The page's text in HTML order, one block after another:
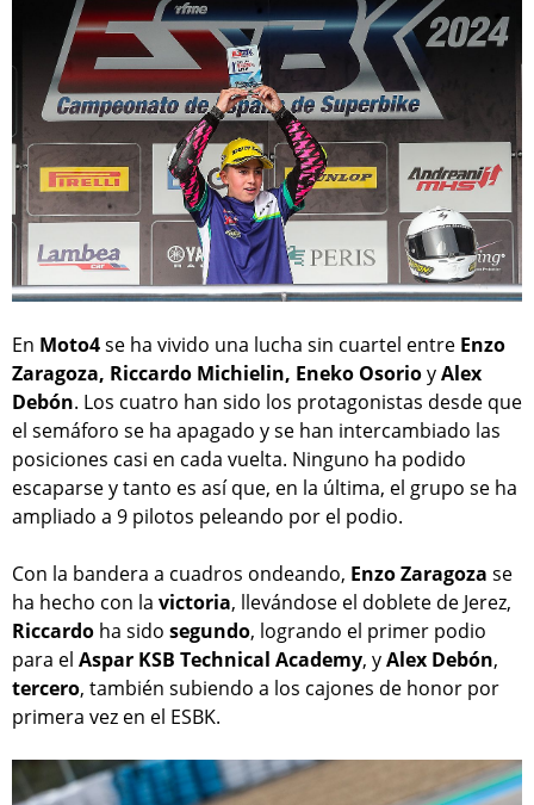
En Moto4se ha vivido una lucha sin cuartel entre Enzo
Zaragoza, Riccardo Michielin, Eneko OsorioyAlex
Debón. Los cuatro han sido los protagonistas desde que
el semáforo se ha apagado y se han intercambiado las
posiciones casi en cada vuelta. Ninguno ha podido
escaparse y tanto es así que, en la última, el grupo se ha
ampliado a 9 pilotos peleando por el podio.
Con la bandera a cuadros ondeando, Enzo Zaragoza se
ha hecho con la victoria, llevándose el doblete de Jerez,
Riccardo ha sido segundo, logrando el primer podio
para el Aspar KSB Technical Academy, yAlex Debón,
tercero, también subiendo a los cajones de honor por
primera vez en el ESBK.